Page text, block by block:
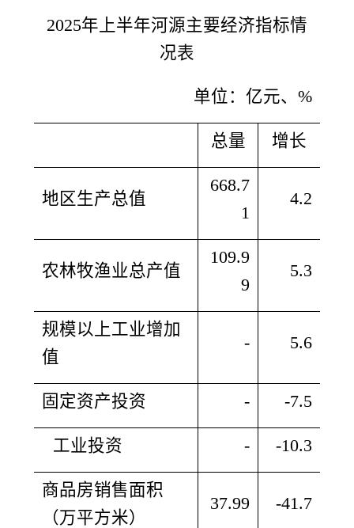
2025年上半年河源主要经济指标情
况表
单位：亿元、 %
总量 增长
地区生产总值
668.7
1
4.2
农林牧渔业总产值
109.9
9
5.3
规模以上工业增加
值
- 5.6
固定资产投资 - -7.5
工业投资 - -10.3
商品房销售面积
（万平方米）
37.99 -41.7